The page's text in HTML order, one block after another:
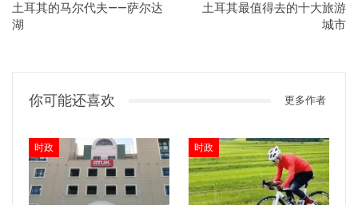
土耳其的马尔代夫——萨尔达
湖
土耳其最值得去的十大旅游
城市
你可能还喜欢 更多作者
时政 时政